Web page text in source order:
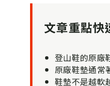
文章重點快
登山鞋的原廠
原廠鞋墊通常
鞋墊不是越軟